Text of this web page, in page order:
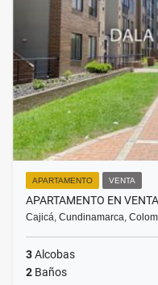
APARTAMENTO VENTA
APARTAMENTO EN
Cajicá, Cundinamarca,
3Alcobas
2 Baños